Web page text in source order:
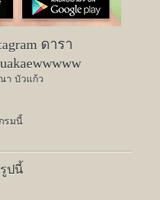
ดารา
า บัวแก้ว
รมนี้
ปนี้